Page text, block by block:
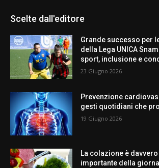
Scelte dall'editore
Grande successo per
della Lega UNICA
sport, inclusione e
23 Giugno 2026
Prevenzione
gesti quotidiani che
19 Giugno 2026
La colazione è
importante della